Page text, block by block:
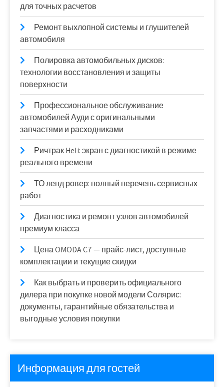
для точных расчетов
Ремонт выхлопной системы и глушителей
автомобиля
Полировка автомобильных дисков:
технологии восстановления и защиты
поверхности
Профессиональное обслуживание
автомобилей Ауди с оригинальными
запчастями и расходниками
Ричтрак Heli: экран с диагностикой в режиме
реального времени
ТО ленд ровер: полный перечень сервисных
работ
Диагностика и ремонт узлов автомобилей
премиум класса
Цена OMODA C7 — прайс-лист, доступные
комплектации и текущие скидки
Как выбрать и проверить официального
дилера при покупке новой модели Солярис:
документы, гарантийные обязательства и
выгодные условия покупки
Информация для гостей